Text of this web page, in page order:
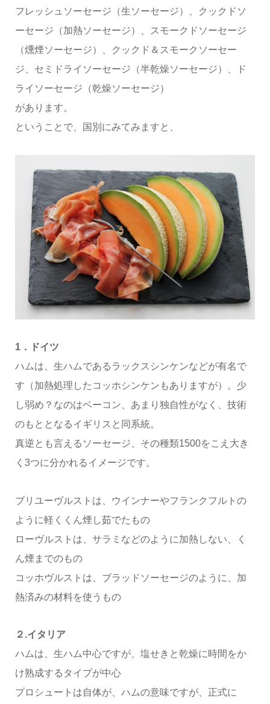
フレッシュソーセージ（生ソーセージ）、クックドソ
ーセージ（加熱ソーセージ）、スモークドソーセージ
（燻煙ソーセージ）、クックド＆スモークソーセー
ジ、セミドライソーセージ（半乾燥ソーセージ）、ド
ライソーセージ（乾燥ソーセージ）
があります。
ということで、国別にみてみますと、
1．ドイツ
ハムは、生ハムであるラックスシンケンなどが有名で
す（加熱処理したコッホシンケンもありますが）。少
し弱め？なのはベーコン、あまり独自性がなく、技術
のもととなるイギリスと同系統。
真逆とも言えるソーセージ、その種類1500をこえ大き
く3つに分かれるイメージです。
ブリユーヴルストは、ウインナーやフランクフルトの
ように軽くくん煙し茹でたもの
ローヴルストは、サラミなどのように加熱しない、く
ん煙までのもの
コッホヴルストは、ブラッドソーセージのように、加
熱済みの材料を使うもの
２.イタリア
ハムは、生ハム中心ですが、塩せきと乾燥に時間をか
け熟成するタイプが中心
プロシュートは自体が、ハムの意味ですが、正式に